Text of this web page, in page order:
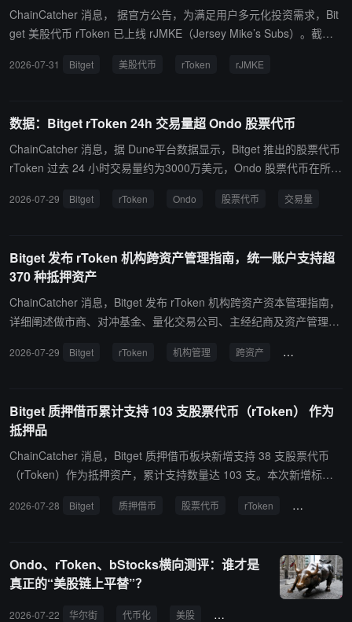
ChainCatcher 消息， 据官方公告，为满足用户多元化投资需求，Bit
get 美股代币 rToken 已上线 rJMKE（Jersey Mike’s Subs）。截至
码（如英伟达为 rNVDA）为标识的 rToken，由 Bitget 旗下持牌 RW
机构托管、股票股息以代币形式 1:1 派发、支持公司行为（拆合股
等）同步映射，且持仓可作为统一账户及 U 本位合约的联合保证金，
让用户在持有全球股票资产的同时，仍能灵活管理资金。
2026-07-31 Bitget 美股代币 rToken rJMKE
数据：Bitget rToken 24h 交易量超 Ondo 股票代币
ChainCatcher 消息，据 Dune平台数据显示，Bitget 推出的股票代币
rToken 过去 24 小时交易量约为3000万美元，Ondo 股票代币在所有
币的RWA协议，其资产此前曾上线 Binance Wallet、Bitget、Gate等
2026-07-29 Bitget rToken Ondo 股票代币 交易量
Bitget 发布 rToken 机构跨资产管理指南，统一账户支持超
370 种抵押资产
ChainCatcher 消息，Bitget 发布 rToken 机构跨资产资本管理指南，
详细阐述做市商、对冲基金、量化交易公司、主经纪商及资产管理公
之间的资本效率。该指南聚焦投资组合构建与融资策略，涵盖跨资产
统一账户（UTA）支持超过 370 种可抵押资产，其中包括 105 种代
币化美股。符合条件的加密资产与代币化股票可进入同一保证金体
系，共享抵押品并抵扣保证金需求，帮助机构减少分散在交易所与券
商账户中的闲置资金。 Bitget CEO Gracy Chen 表示，机构并不缺少
随着代币化资产逐步进入机构投资组合，在统一框架下管理加密资产
2026-07-29 Bitget rToken 机构管理 跨资产 资本效率
Bitget 质押借币累计支持 103 支股票代币（rToken） 作为
抵押品
ChainCatcher 消息，Bitget 质押借币板块新增支持 38 支股票代币
（rToken）作为抵押资产，累计支持数量达 103 支。本次新增标的
金融等多元板块。持有相关股票代币的用户现可将其作为抵押物借入
悉，以字母 r + 股票代码（如英伟达为 rNVDA）为标识的 rToken，
由 Bitget 旗下持牌 RWA 协议 Reality 发行，通过与合规券商 Alpaca
合作直连纳斯达克、纽交所等全球流动性池。其特点包括：底层资产
2026-07-28 Bitget 质押借币 股票代币 rToken 抵押资产
Ondo、rToken、bStocks横向测评：谁才是
真正的“美股链上平替”？
2026-07-22 华尔街 代币化 美股 交易所